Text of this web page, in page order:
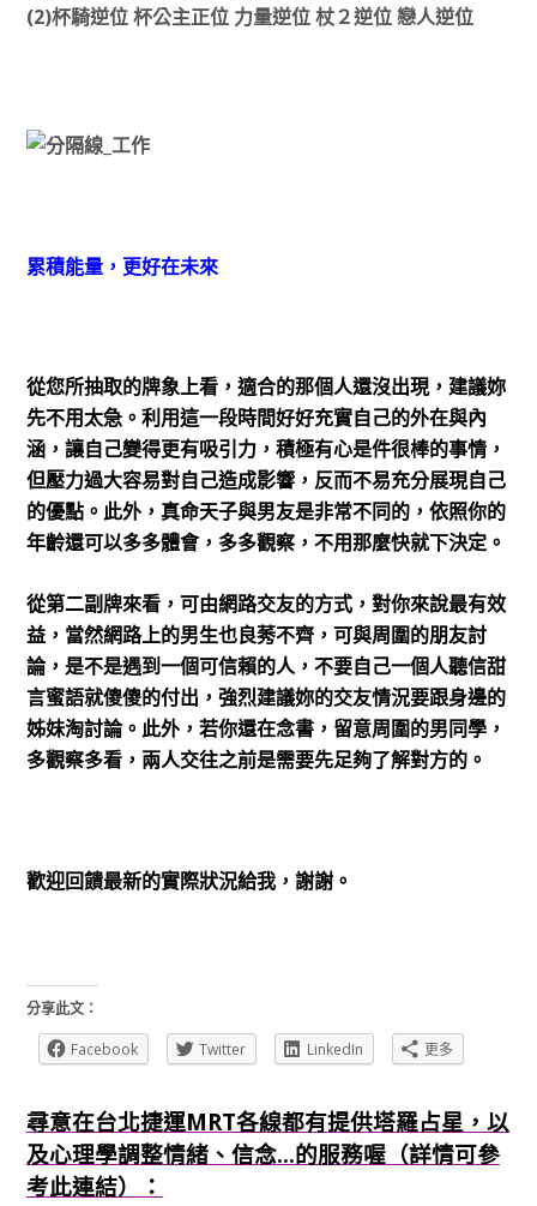
(2)杯騎逆位 杯公主正位 力量逆位 杖２逆位 戀人逆位
累積能量，更好在未來
從您所抽取的牌象上看，適合的那個人還沒出現，建議妳
先不用太急。利用這一段時間好好充實自己的外在與內
涵，讓自己變得更有吸引力，積極有心是件很棒的事情，
但壓力過大容易對自己造成影響，反而不易充分展現自己
的優點。此外，真命天子與男友是非常不同的，依照你的
年齡還可以多多體會，多多觀察，不用那麼快就下決定。
從第二副牌來看，可由網路交友的方式，對你來說最有效
益，當然網路上的男生也良莠不齊，可與周圍的朋友討
論，是不是遇到一個可信賴的人，不要自己一個人聽信甜
言蜜語就傻傻的付出，強烈建議妳的交友情況要跟身邊的
姊妹淘討論。此外，若你還在念書，留意周圍的男同學，
多觀察多看，兩人交往之前是需要先足夠了解對方的。
歡迎回饋最新的實際狀況給我，謝謝。
分享此文：
Facebook
Twitter LinkedIn 更多
尋意在台北捷運MRT各線都有提供塔羅占星，以
及心理學調整情緒、信念...的服務喔（詳情可參
考此連結）：